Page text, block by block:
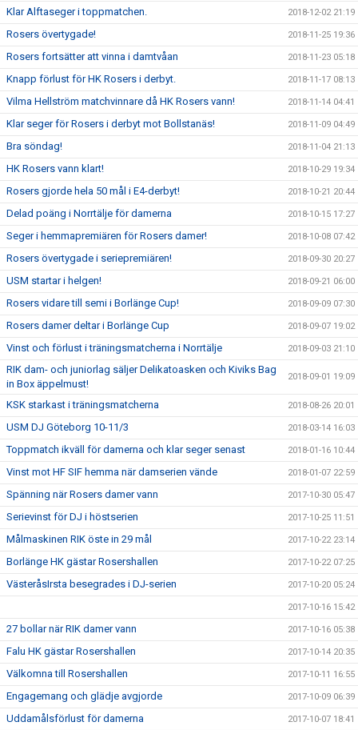
Klar Alftaseger i toppmatchen. 2018-12-02 21:19
Rosers övertygade! 2018-11-25 19:36
Rosers fortsätter att vinna i damtvåan 2018-11-23 05:18
Knapp förlust för HK Rosers i derbyt. 2018-11-17 08:13
Vilma Hellström matchvinnare då HK Rosers vann! 2018-11-14 04:41
Klar seger för Rosers i derbyt mot Bollstanäs! 2018-11-09 04:49
Bra söndag! 2018-11-04 21:13
HK Rosers vann klart! 2018-10-29 19:34
Rosers gjorde hela 50 mål i E4-derbyt! 2018-10-21 20:44
Delad poäng i Norrtälje för damerna 2018-10-15 17:27
Seger i hemmapremiären för Rosers damer! 2018-10-08 07:42
Rosers övertygade i seriepremiären! 2018-09-30 20:27
USM startar i helgen! 2018-09-21 06:00
Rosers vidare till semi i Borlänge Cup! 2018-09-09 07:30
Rosers damer deltar i Borlänge Cup 2018-09-07 19:02
Vinst och förlust i träningsmatcherna i Norrtälje 2018-09-03 21:10
RIK dam- och juniorlag säljer Delikatoasken och Kiviks Bag
in Box äppelmust!
2018-09-01 19:09
KSK starkast i träningsmatcherna 2018-08-26 20:01
USM DJ Göteborg 10-11/3 2018-03-14 16:03
Toppmatch ikväll för damerna och klar seger senast 2018-01-16 10:44
Vinst mot HF SIF hemma när damserien vände 2018-01-07 22:59
Spänning när Rosers damer vann 2017-10-30 05:47
Serievinst för DJ i höstserien 2017-10-25 11:51
Målmaskinen RIK öste in 29 mål 2017-10-22 23:14
Borlänge HK gästar Rosershallen 2017-10-22 07:25
VästeråsIrsta besegrades i DJ-serien 2017-10-20 05:24
2017-10-16 15:42
27 bollar när RIK damer vann 2017-10-16 05:38
Falu HK gästar Rosershallen 2017-10-14 20:35
Välkomna till Rosershallen 2017-10-11 16:55
Engagemang och glädje avgjorde 2017-10-09 06:39
Uddamålsförlust för damerna 2017-10-07 18:41